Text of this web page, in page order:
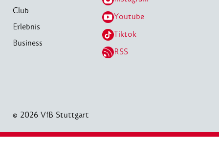
Club
Erlebnis
Business
Youtube
Tiktok
RSS
© 2026 VfB Stuttgart